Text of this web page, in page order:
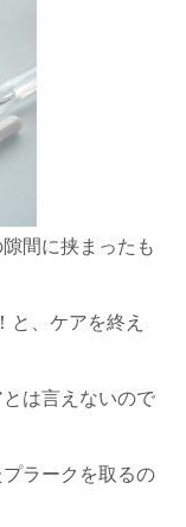
間に挟まったも
と、ケアを終え
は言えないので
ラークを取るの